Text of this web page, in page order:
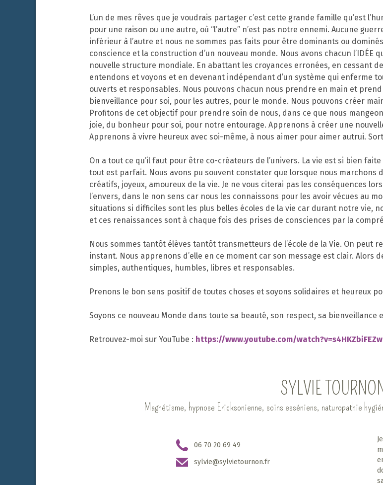
L’un de mes rêves que je voudrais partager c’est cette grande famille qu’est
pour une raison ou une autre, où “l’autre” n’est pas notre ennemi. Aucune
inférieur à l’autre et nous ne sommes pas faits pour être dominants ou
conscience et la construction d’un nouveau monde. Nous avons chacun l’IDÉE
nouvelle structure mondiale. En abattant les croyances erronées, en cessant
entendons et voyons et en devenant indépendant d’un système qui enferme
ouverts et responsables. Nous pouvons chacun nous prendre en main et
bienveillance pour soi, pour les autres, pour le monde. Nous pouvons créer
Profitons de cet objectif pour prendre soin de nous, dans ce que nous
joie, du bonheur pour soi, pour notre entourage. Apprenons à créer une
Apprenons à vivre heureux avec soi-même, à nous aimer pour aimer autrui.
On a tout ce qu’il faut pour être co-créateurs de l’univers. La vie est si bien
tout est parfait. Nous avons pu souvent constater que lorsque nous marchons
créatifs, joyeux, amoureux de la vie. Je ne vous citerai pas les conséquences
l’envers, dans le non sens car nous les connaissons pour les avoir vécues au
situations si difficiles sont les plus belles écoles de la vie car durant notre vie,
et ces renaissances sont à chaque fois des prises de consciences par la
Nous sommes tantôt élèves tantôt transmetteurs de l’école de la Vie. On peut
instant. Nous apprenons d’elle en ce moment car son message est clair. Alors
simples, authentiques, humbles, libres et responsables.
Prenons le bon sens positif de toutes choses et soyons solidaires et heureux
Soyons ce nouveau Monde dans toute sa beauté, son respect, sa bienveillance
Retrouvez-moi sur YouTube : https://www.youtube.com/watch?v=s4HKZbiFEZw
SYLVIE
Magnétisme, hypnose Ericksonienne, soins esséniens, naturopathie
06 70 20 69 49
sylvie@sylvietournon.fr